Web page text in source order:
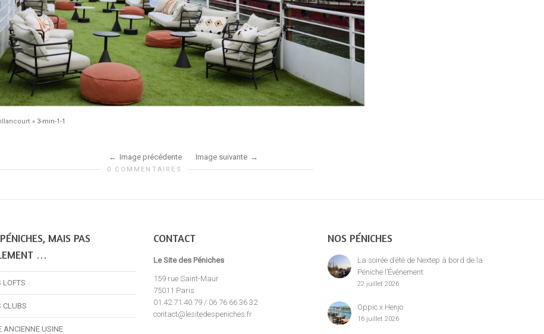
» 3-min-1-1
Image précédente Image suivante
0 COMMENTAIRES
MAIS PAS
…
LOFTS
CLUBS
ANCIENNE USINE
CONTACT
Le Site des Péniches
159 rue Saint-Maur
75011 Paris
01.42.71.40.79 / 06 76 66 36 32
contact@lesitedespeniches.fr
NOS PÉNICHES
La soirée d’été de Nextep à bord de la
Péniche l’Événement
22 juillet 2026
Oppic x Henjo
16 juillet 2026